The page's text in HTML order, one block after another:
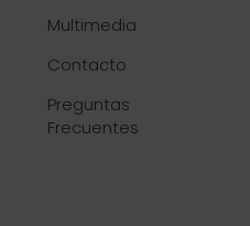
Multimedia
Contacto
Preguntas
Frecuentes